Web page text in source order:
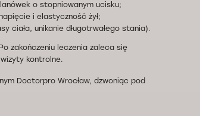
o stopniowanym ucisku;
i elastyczność żył;
ciała, unikanie długotrwałego stania).
zakończeniu leczenia zaleca się
kontrolne.
Doctorpro Wrocław, dzwoniąc pod